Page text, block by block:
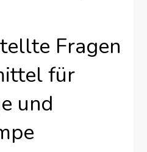
Fragen
für
und